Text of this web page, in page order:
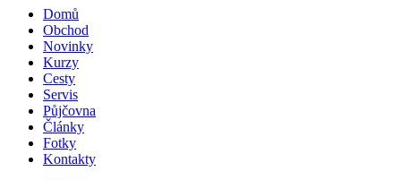
Domů
Obchod
Novinky
Kurzy
Cesty
Servis
Půjčovna
Články
Fotky
Kontakty